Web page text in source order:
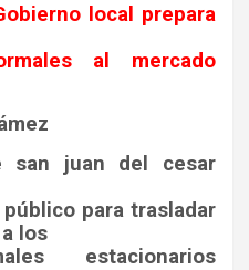
local prepara
al mercado
san juan del cesar
para trasladar
los
estacionarios